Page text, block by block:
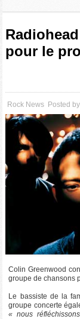
pour le
Rock News Posted by
Colin Greenwood
groupe de chansons
Le bassiste de la
groupe concerte
« nous